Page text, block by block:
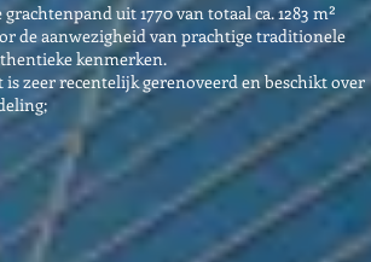
uit 1770 van totaal ca. 1283 m²
de aanwezigheid van prachtige traditionele
kenmerken.
zeer recentelijk gerenoveerd en beschikt over